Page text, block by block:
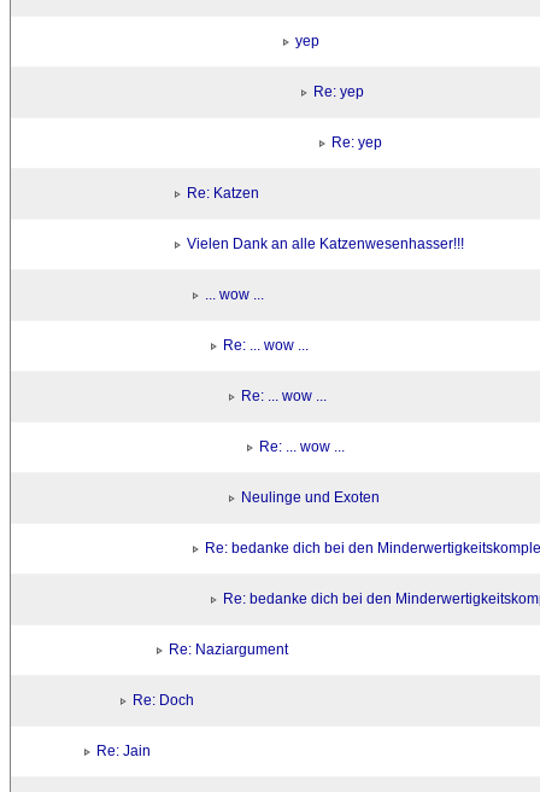
yep
Re: yep
Re: yep
Re: Katzen
Vielen Dank an alle Katzenwesenhasser!!!
... wow ...
Re: ... wow ...
Re: ... wow ...
Re: ... wow ...
Neulinge und Exoten
Re: bedanke dich bei den
Re: bedanke dich bei den
Re: Naziargument
Re: Doch
Re: Jain